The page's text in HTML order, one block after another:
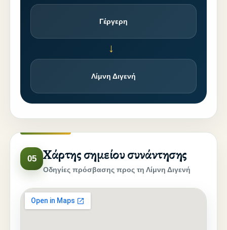
Γέργερη
→
Λίμνη Διγενή
05 Χάρτης σημείου συνάντησης
Οδηγίες πρόσβασης προς τη Λίμνη Διγενή